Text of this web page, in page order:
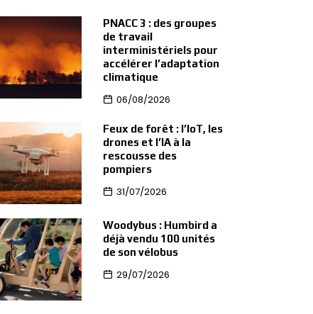
PNACC 3 : des groupes
de travail
interministériels pour
accélérer l’adaptation
climatique
06/08/2026
Feux de forêt : l’IoT, les
drones et l’IA à la
rescousse des
pompiers
31/07/2026
Woodybus : Humbird a
déjà vendu 100 unités
de son vélobus
29/07/2026